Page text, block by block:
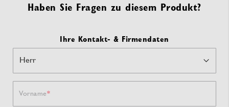
Haben Sie Fragen zu diesem Produkt?
Ihre Kontakt- & Firmendaten
Vorname